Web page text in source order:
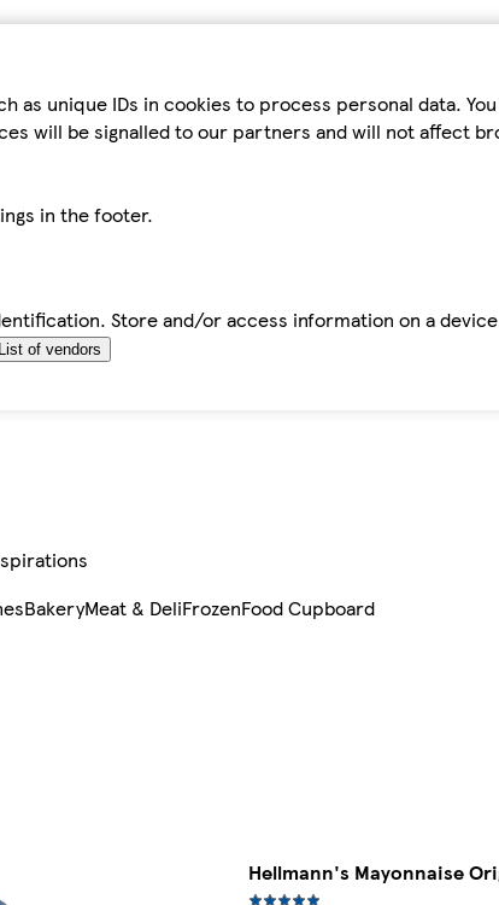
unique IDs in cookies to process personal data.
will be signalled to our partners and will not affect
in the footer.
Store and/or access information on a
List of vendors
BakeryMeat & DeliFrozenFood Cupboard
Hellmann's Mayonnaise